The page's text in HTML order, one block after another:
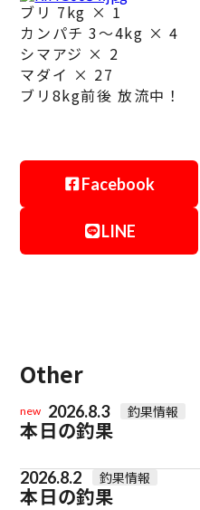
ブリ 7kg × 1
カンパチ 3～4kg × 4
シマアジ × 2
マダイ × 27
ブリ8kg前後 放流中！
Facebook
LINE
Other
new 2026.8.3 釣果情報
本日の釣果
2026.8.2 釣果情報
本日の釣果